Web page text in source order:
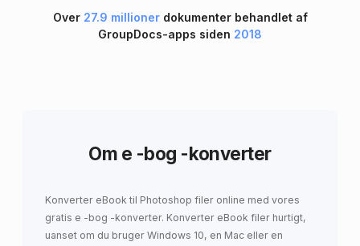
Over 27.9 millionerdokumenter behandlet af
GroupDocs-apps siden 2018
Om e -bog -konverter
Konverter eBook til Photoshop filer online med vores
gratis e -bog -konverter. Konverter eBook filer hurtigt,
uanset om du bruger Windows 10, en Mac eller en